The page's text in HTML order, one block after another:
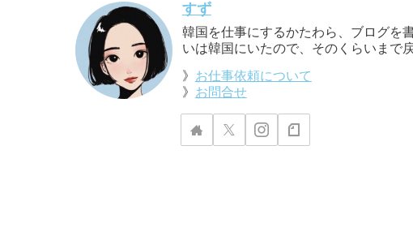
すず
韓国を仕事にするかたわら、ブログを
いは韓国にいたので、そのくらいまで
》 お仕事依頼について
》 お問合せ